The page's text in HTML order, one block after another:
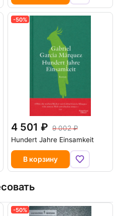
-50%
4 501
9 002
Hundert Jahre Einsamkeit
В корзину
-50%